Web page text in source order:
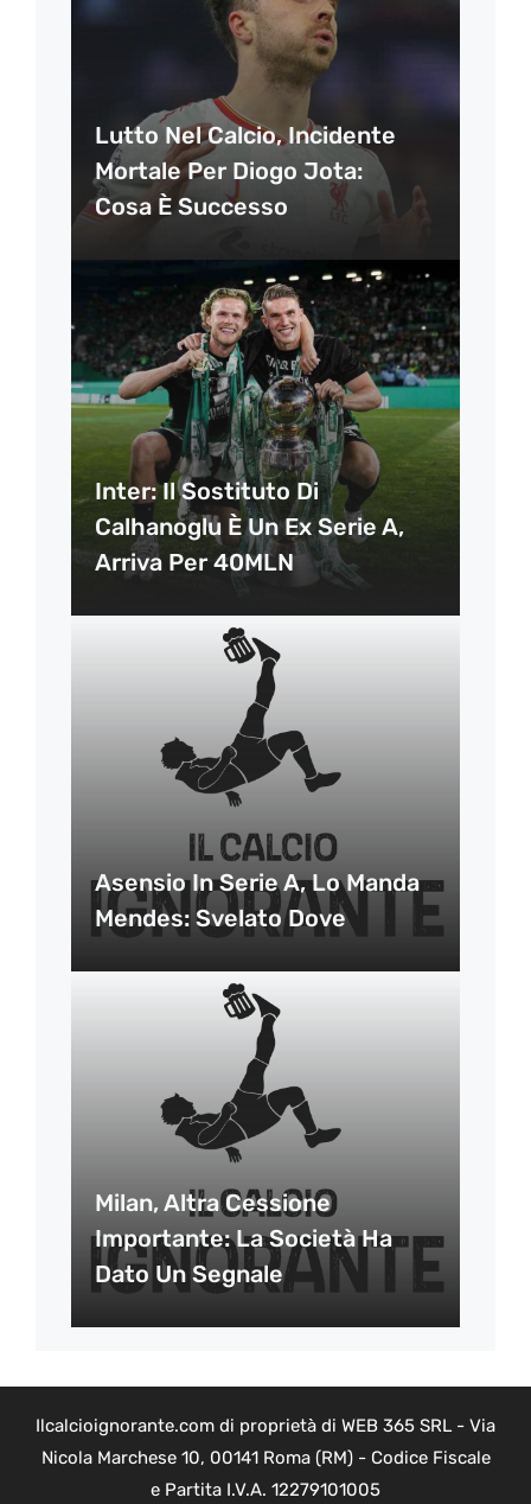
Lutto Nel Calcio, Incidente
Mortale Per Diogo Jota:
Cosa È Successo
Inter: Il Sostituto Di
Calhanoglu È Un Ex Serie A,
Arriva Per 40MLN
Asensio In Serie A, Lo Manda
Mendes: Svelato Dove
Milan, Altra Cessione
Importante: La Società Ha
Dato Un Segnale
Ilcalcioignorante.com di proprietà di WEB 365 SRL - Via
Nicola Marchese 10, 00141 Roma (RM) - Codice Fiscale
e Partita I.V.A. 12279101005